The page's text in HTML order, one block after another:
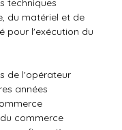
techniques
du matériel et de
pour l'exécution du
de l'opérateur
années
commerce